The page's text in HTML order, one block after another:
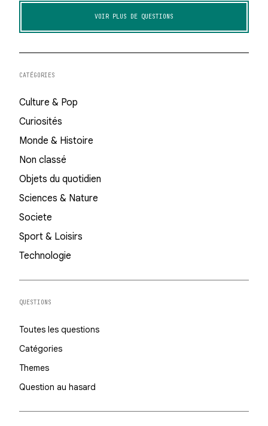
VOIR PLUS DE QUESTIONS
CATÉGORIES
Culture & Pop
Curiosités
Monde & Histoire
Non classé
Objets du quotidien
Sciences & Nature
Societe
Sport & Loisirs
Technologie
QUESTIONS
Toutes les questions
Catégories
Themes
Question au hasard